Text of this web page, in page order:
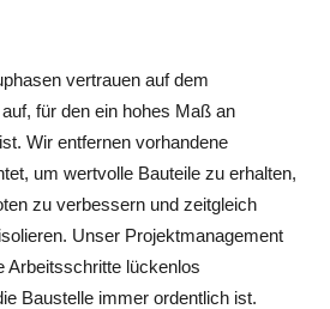
vertrauen auf dem
für den ein hohes Maß an
Wir entfernen vorhandene
um wertvolle Bauteile zu erhalten,
zu verbessern und zeitgleich
Unser Projektmanagement
Arbeitsschritte lückenlos
Baustelle immer ordentlich ist.